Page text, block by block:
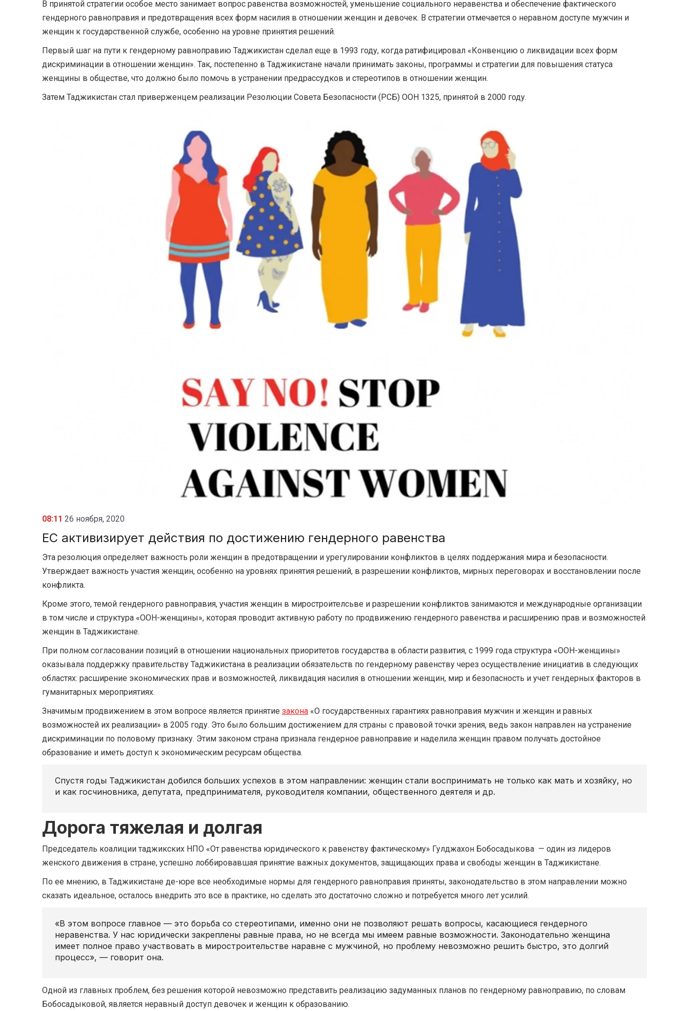
В принятой стратегии особое место занимает вопрос равенства возможностей, уменьшение социального неравенства и обеспечение фактического
гендерного равноправия и предотвращения всех форм насилия в отношении женщин и девочек. В стратегии отмечается о неравном доступе мужчин и
женщин к государственной службе, особенно на уровне принятия решений.
Первый шаг на пути к гендерному равноправию Таджикистан сделал еще в 1993 году, когда ратифицировал «Конвенцию о ликвидации всех форм
дискриминации в отношении женщин». Так, постепенно в Таджикистане начали принимать законы, программы и стратегии для повышения статуса
женщины в обществе, что должно было помочь в устранении предрассудков и стереотипов в отношении женщин.
Затем Таджикистан стал приверженцем реализации Резолюции Совета Безопасности (РСБ) ООН 1325, принятой в 2000 году.
08:11 26 ноября, 2020
ЕС активизирует действия по достижению гендерного равенства
Эта резолюция определяет важность роли женщин в предотвращении и урегулировании конфликтов в целях поддержания мира и безопасности.
Утверждает важность участия женщин, особенно на уровнях принятия решений, в разрешении конфликтов, мирных переговорах и восстановлении после
конфликта.
Кроме этого, темой гендерного равноправия, участия женщин в миростроителсьве и разрешении конфликтов занимаются и международные организации
в том числе и структура «ООН-женщины», которая проводит активную работу по продвижению гендерного равенства и расширению прав и возможностей
женщин в Таджикистане.
При полном согласовании позиций в отношении национальных приоритетов государства в области развития, с 1999 года структура «ООН-женщины»
оказывала поддержку правительству Таджикистана в реализации обязательств по гендерному равенству через осуществление инициатив в следующих
областях: расширение экономических прав и возможностей, ликвидация насилия в отношении женщин, мир и безопасность и учет гендерных факторов в
гуманитарных мероприятиях.
Значимым продвижением в этом вопросе является принятие закона «О государственных гарантиях равноправия мужчин и женщин и равных
возможностей их реализации» в 2005 году. Это было большим достижением для страны с правовой точки зрения, ведь закон направлен на устранение
дискриминации по половому признаку. Этим законом страна признала гендерное равноправие и наделила женщин правом получать достойное
образование и иметь доступ к экономическим ресурсам общества.
Спустя годы Таджикистан добился больших успехов в этом направлении: женщин стали воспринимать не только как мать и хозяйку, но
и как госчиновника, депутата, предпринимателя, руководителя компании, общественного деятеля и др.
Дорога тяжелая и долгая
Председатель коалиции таджикских НПО «От равенства юридического к равенству фактическому» Гулджахон Бобосадыкова — один из лидеров
женского движения в стране, успешно лоббировавшая принятие важных документов, защищающих права и свободы женщин в Таджикистане.
По ее мнению, в Таджикистане де-юре все необходимые нормы для гендерного равноправия приняты, законодательство в этом направлении можно
сказать идеальное, осталось внедрить это все в практике, но сделать это достаточно сложно и потребуется много лет усилий.
«В этом вопросе главное — это борьба со стереотипами, именно они не позволяют решать вопросы, касающиеся гендерного
неравенства. У нас юридически закреплены равные права, но не всегда мы имеем равные возможности. Законодательно женщина
имеет полное право участвовать в миростроительстве наравне с мужчиной, но проблему невозможно решить быстро, это долгий
процесс», — говорит она.
Одной из главных проблем, без решения которой невозможно представить реализацию задуманных планов по гендерному равноправию, по словам
Бобосадыковой, является неравный доступ девочек и женщин к образованию.